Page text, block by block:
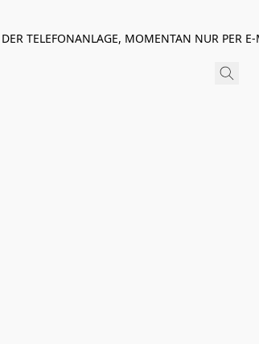
TELEFONANLAGE, MOMENTAN NUR PER